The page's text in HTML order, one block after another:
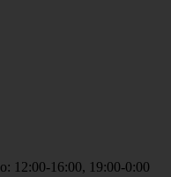
12:00-16:00, 19:00-0:00